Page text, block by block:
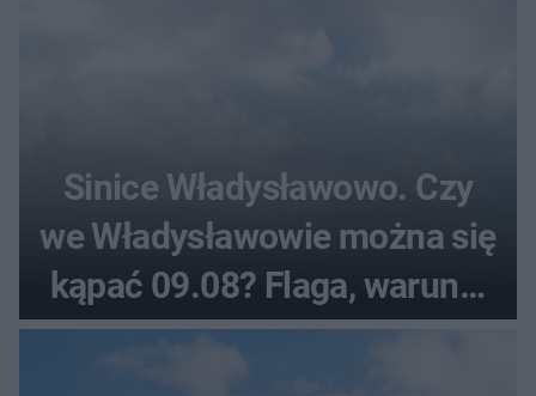
Sinice Władysławowo. Czy
we Władysławowie można się
kąpać 09.08? Flaga, warunki
pogodowe